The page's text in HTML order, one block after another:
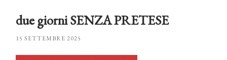
due giorni SENZA PRETESE
15 SETTEMBRE 2025